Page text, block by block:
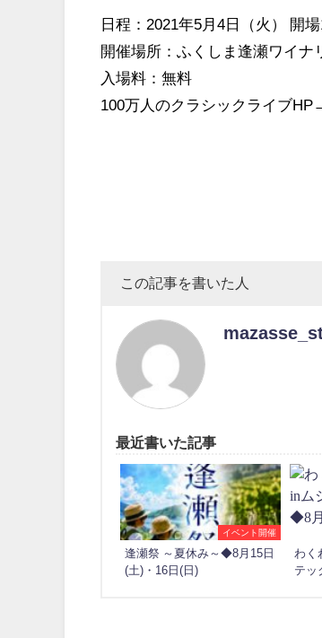
日程：2021年5月4日（火）
開催場所：ふくしま逢瀬ワイナ
入場料：無料
100万人のクラシックライブ
この記事を書いた人
最近書いた記事
イベント開催
逢瀬祭 ～夏休み～◆8月15日
(土)・16日(日)
わく
テッ